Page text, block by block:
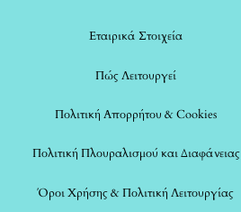
Εταιρικά Στοιχεία
Πώς Λειτουργεί
Πολιτική Απορρήτου & Cookies
Πολιτική Πλουραλισμού και Διαφάνειας
Όροι Χρήσης & Πολιτική Λειτουργίας